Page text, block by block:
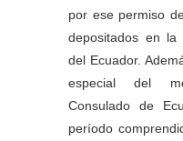
por ese permiso
depositados en la
del Ecuador.
especial del
Consulado de
período